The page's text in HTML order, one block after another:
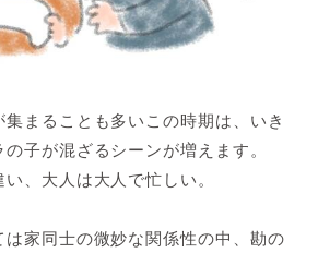
まることも多いこの時期は、いき
子が混ざるシーンが増えます。
、大人は大人で忙しい。
は家同士の微妙な関係性の中、勘の